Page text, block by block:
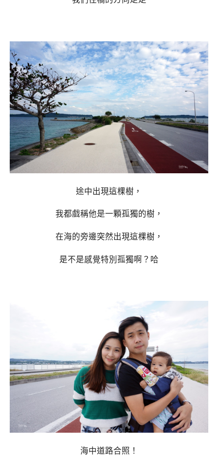
途中出現這棵樹，
我都戲稱他是一顆孤獨的樹，
在海的旁邊突然出現這棵樹，
是不是感覺特別孤獨啊？哈
海中道路合照！